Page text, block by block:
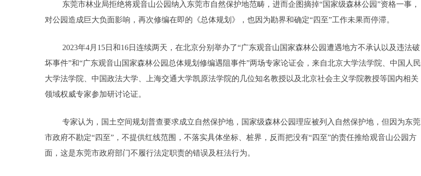
东莞市林业局拒绝将观音山公园纳入东莞市自然保护地范畴，进而企图摘掉“国家级森林公园”资格一事，
对公园造成巨大负面影响，再次修编在即的《总体规划》，也因为勘界和确定“四至”工作未果而停滞。
2023年4月15日和16日连续两天，在北京分别举办了“广东观音山国家森林公园遭遇地方不承认以及违法破
坏事件”和“广东观音山国家森林公园总体规划修编遇阻事件”两场专家论证会，来自北京大学法学院、中国人民
大学法学院、中国政法大学、上海交通大学凯原法学院的几位知名教授以及北京社会主义学院教授等国内相关
领域权威专家参加研讨论证。
专家认为，国土空间规划普查要求成立自然保护地，国家级森林公园理应被列入自然保护地，但因为东莞
市政府不勘定“四至”，不提供红线范围，不落实具体坐标、桩界，反而把没有“四至”的责任推给观音山公园方
面，这是东莞市政府部门不履行法定职责的错误及枉法行为。